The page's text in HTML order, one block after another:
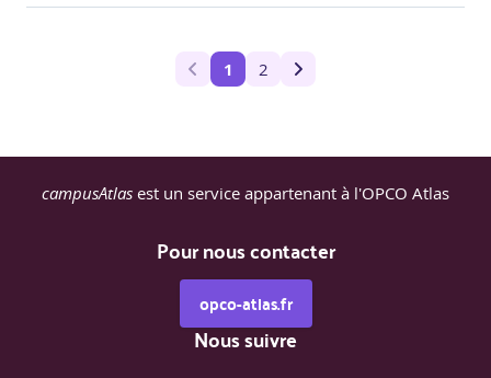
: Mettre en place la navigation entre plusieurs
Communication avec des services externes
Effectuer des requêtes HTTP avec le package http
1 2
campusAtlas est un service appartenant à l'OPCO Atlas
Pour nous contacter
opco-atlas.fr
Nous suivre